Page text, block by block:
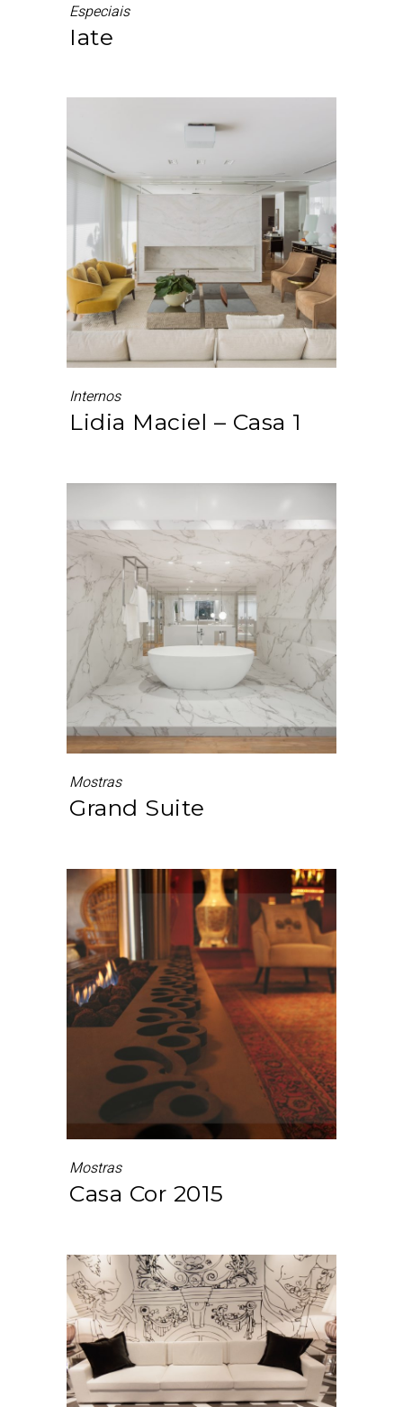
Especiais
Iate
Internos
Lidia Maciel – Casa 1
Mostras
Grand Suite
Mostras
Casa Cor 2015